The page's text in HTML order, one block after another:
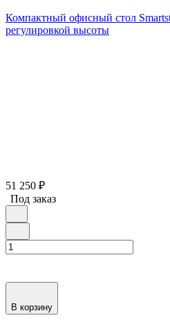
Компактный офисный стол
регулировкой высоты
51 250 ₽
Под заказ
В корзину